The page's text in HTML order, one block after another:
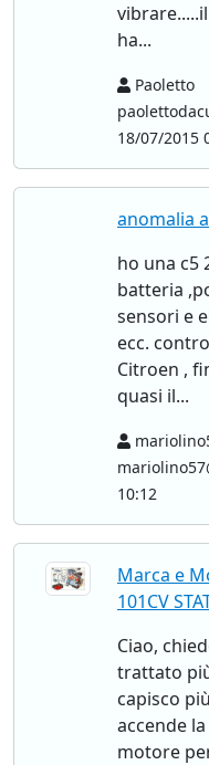
ha...
Paoletto
18/07/2015
anomalia
ho una c5
batteria
sensori e
ecc.
Citroen ,
quasi il...
10:12
Marca e
101CV
Ciao,
trattato
capisco
accende
motore